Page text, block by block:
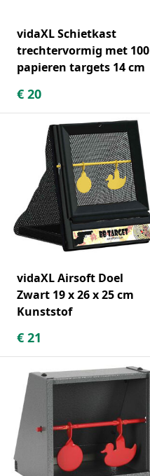
vidaXL Schietkast
trechtervormig met 100
papieren targets 14 cm
€ 20
vidaXL Airsoft Doel
Zwart 19 x 26 x 25 cm
Kunststof
€ 21